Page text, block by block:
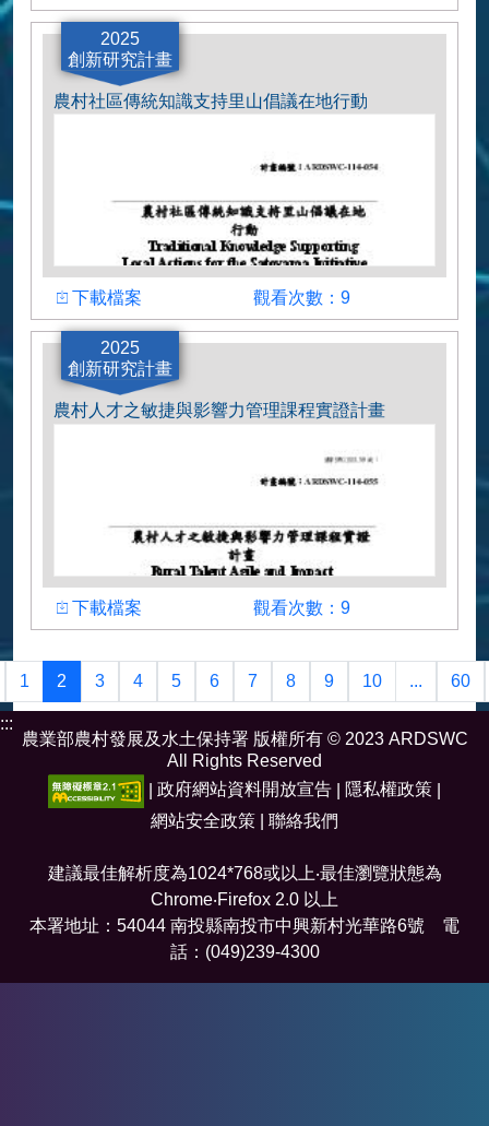
計畫主持人
陳怡樺副秘書長
2025
創新研究計畫
計畫主持人
賴純絃博士
農村社區傳統知識支持里山倡議在地行動
下載檔案
下載檔案 觀看次數：9
2025
創新研究計畫
計畫主持人
柯勇全副理事長
農村人才之敏捷與影響力管理課程實證計畫
下載檔案
下載檔案 觀看次數：9
1 2 3 4 5 6 7 8 9 10 ... 60
:::
農業部農村發展及水土保持署 版權所有 © 2023 ARDSWC
All Rights Reserved
| 政府網站資料開放宣告 | 隱私權政策 |
網站安全政策
聯絡我們
建議最佳解析度為1024*768或以上‧最佳瀏覽狀態為
Chrome‧Firefox 2.0 以上
本署地址：54044 南投縣南投市中興新村光華路6號 電
話：(049)239-4300